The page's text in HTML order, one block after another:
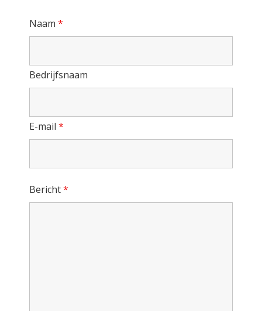
Naam *
Bedrijfsnaam
E-mail *
Bericht*